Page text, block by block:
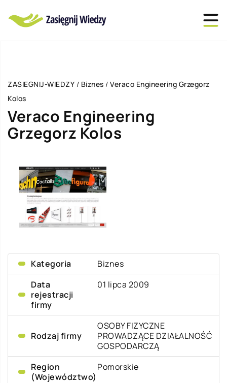
ZASIEGNIJ-WIEDZY / Biznes / Veraco Engineering Grzegorz
Kolos
Veraco Engineering
Grzegorz Kolos
Kategoria
Biznes
Data
rejestracji
firmy
01 lipca 2009
Rodzaj firmy
OSOBY FIZYCZNE
PROWADZĄCE DZIAŁALNOŚĆ
GOSPODARCZĄ
Region
(Województwo)
Pomorskie